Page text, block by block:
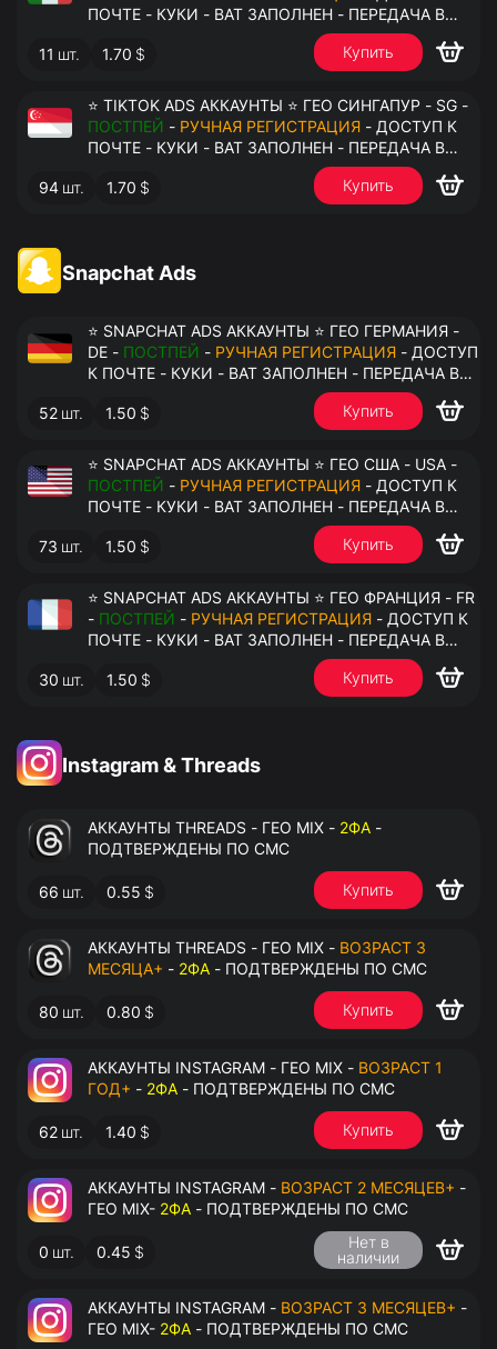
ПОЧТЕ - КУКИ - ВАТ ЗАПОЛНЕН - ПЕРЕДАЧА В
11 шт. 1.70 $ Купить
⭐ TIKTOK ADS АККАУНТЫ ⭐ ГЕО СИНГАПУР - SG -
ПОСТПЕЙ - РУЧНАЯ РЕГИСТРАЦИЯ - ДОСТУП К
ПОЧТЕ - КУКИ - ВАТ ЗАПОЛНЕН - ПЕРЕДАЧА В
94 шт. 1.70 $ Купить
Snapchat Ads
⭐ SNAPCHAT ADS АККАУНТЫ ⭐ ГЕО ГЕРМАНИЯ -
DE - ПОСТПЕЙ - РУЧНАЯ РЕГИСТРАЦИЯ - ДОСТУП
К ПОЧТЕ - КУКИ - ВАТ ЗАПОЛНЕН - ПЕРЕДАЧА В
52 шт. 1.50 $ Купить
⭐ SNAPCHAT ADS АККАУНТЫ ⭐ ГЕО США - USA -
ПОСТПЕЙ - РУЧНАЯ РЕГИСТРАЦИЯ - ДОСТУП К
ПОЧТЕ - КУКИ - ВАТ ЗАПОЛНЕН - ПЕРЕДАЧА В
73 шт. 1.50 $ Купить
⭐ SNAPCHAT ADS АККАУНТЫ ⭐ ГЕО ФРАНЦИЯ - FR
- ПОСТПЕЙ - РУЧНАЯ РЕГИСТРАЦИЯ - ДОСТУП К
ПОЧТЕ - КУКИ - ВАТ ЗАПОЛНЕН - ПЕРЕДАЧА В
30 шт. 1.50 $ Купить
Instagram & Threads
АККАУНТЫ THREADS - ГЕО MIX - 2ФА -
ПОДТВЕРЖДЕНЫ ПО СМС
66 шт. 0.55 $ Купить
АККАУНТЫ THREADS - ГЕО MIX - ВОЗРАСТ 3
МЕСЯЦА+ - 2ФА - ПОДТВЕРЖДЕНЫ ПО СМС
80 шт. 0.80 $ Купить
АККАУНТЫ INSTAGRAM - ГЕО MIX - ВОЗРАСТ 1
ГОД+ - 2ФА - ПОДТВЕРЖДЕНЫ ПО СМС
62 шт. 1.40 $ Купить
АККАУНТЫ INSTAGRAM - ВОЗРАСТ 2 МЕСЯЦЕВ+ -
ГЕО MIX- 2ФА - ПОДТВЕРЖДЕНЫ ПО СМС
0 шт. 0.45 $
Нет в
наличии
АККАУНТЫ INSTAGRAM - ВОЗРАСТ 3 МЕСЯЦЕВ+ -
ГЕО MIX- 2ФА - ПОДТВЕРЖДЕНЫ ПО СМС